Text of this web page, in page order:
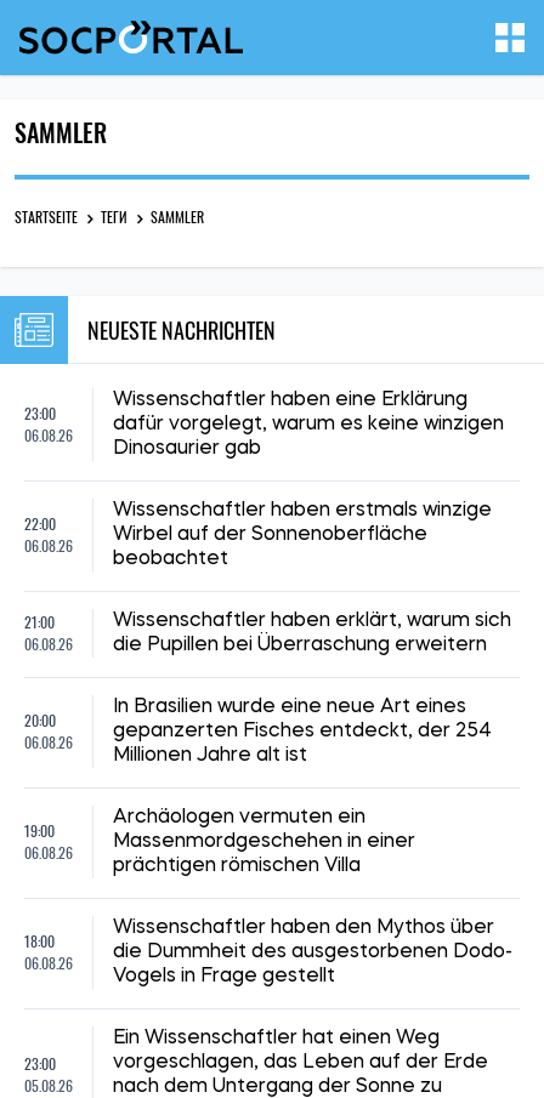
SAMMLER
STARTSEITE ТЕГИ SAMMLER
NEUESTE NACHRICHTEN
23:00
06.08.26
Wissenschaftler haben eine Erklärung
dafür vorgelegt, warum es keine winzigen
Dinosaurier gab
22:00
06.08.26
Wissenschaftler haben erstmals winzige
Wirbel auf der Sonnenoberfläche
beobachtet
21:00
06.08.26
Wissenschaftler haben erklärt, warum sich
die Pupillen bei Überraschung erweitern
20:00
06.08.26
In Brasilien wurde eine neue Art eines
gepanzerten Fisches entdeckt, der 254
Millionen Jahre alt ist
19:00
06.08.26
Archäologen vermuten ein
Massenmordgeschehen in einer
prächtigen römischen Villa
18:00
06.08.26
Wissenschaftler haben den Mythos über
die Dummheit des ausgestorbenen Dodo-
Vogels in Frage gestellt
23:00
05.08.26
Ein Wissenschaftler hat einen Weg
vorgeschlagen, das Leben auf der Erde
nach dem Untergang der Sonne zu